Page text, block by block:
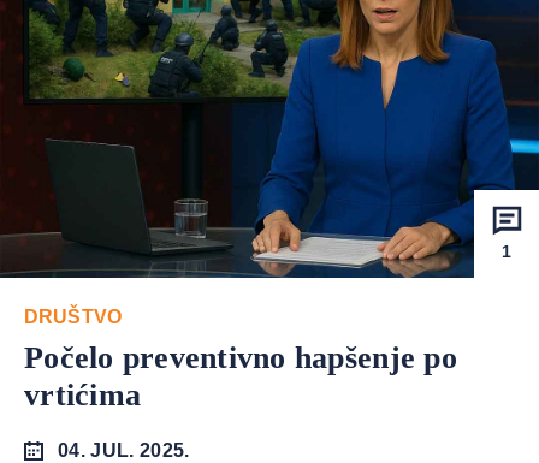
1
DRUŠTVO
Počelo preventivno hapšenje po
vrtićima
04. JUL. 2025.